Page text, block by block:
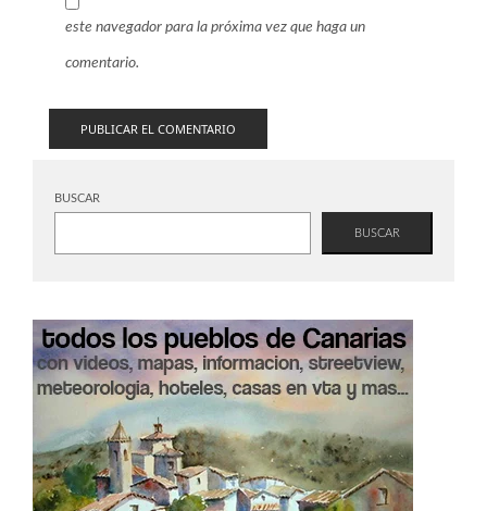
este navegador para la próxima vez que haga un
comentario.
BUSCAR
BUSCAR